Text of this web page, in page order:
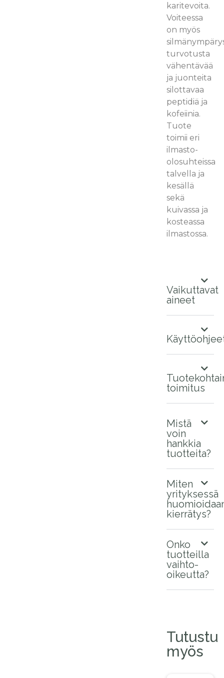
karitevoita.
Voiteessa
on myös
turvotusta
vähentävää
ja juonteita
silottavaa
peptidiä ja
kofeiinia.
Tuote
toimii eri
ilmasto-
olosuhteissa
talvella ja
kesällä
sekä
kuivassa ja
kosteassa
ilmastossa.
Vaikuttavat
aineet
toimitus
Mistä
voin
hankkia
tuotteita?
Miten
yrityksessä
kierrätys?
Onko
tuotteilla
vaihto-
oikeutta?
Tutustu
myös